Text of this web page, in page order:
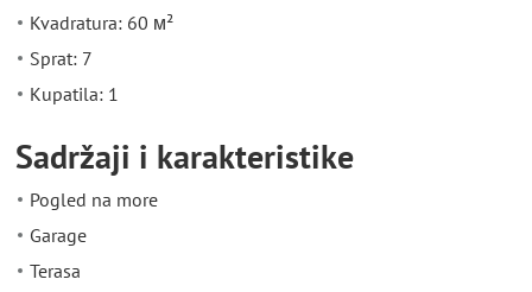
Kvadratura: 60 м²
Sprat: 7
Kupatila: 1
Sadržaji i karakteristike
Pogled na more
Garage
Terasa